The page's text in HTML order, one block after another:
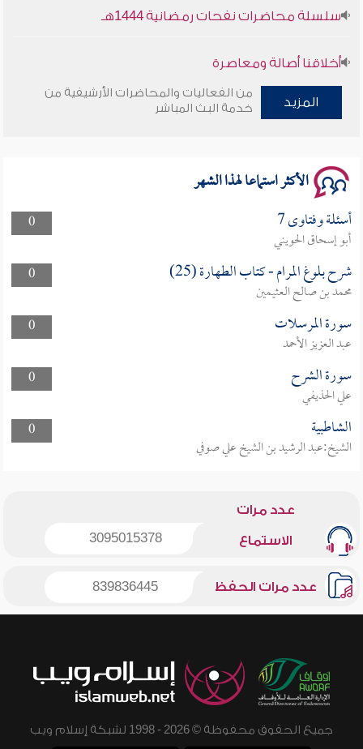
سلسلة محاضرات نفحات رمضانية 1444هـ
أخلاقنا أصالة ومعاصرة
وأمنهم من خوف 9
المزيد
من الفعاليات والمحاضرات الأرشيفية من
خدمة البث المباشر
الأكثر استماعا لهذا الشهر
0 أسئلة وفتاوى 7
أبو إسحاق الحويني
0
شرح بلوغ المرام - كتاب الطهارة (25)
محمد بن صالح العثيمين
0
سورة المرسلات
عبد العزيز الأحمد
0
سورة الشرح
علي الحذيفي
0
الشاطبية
الشيخ:عبد الرشيد بن الشيخ علي صوفي
عدد مرات
الاستماع 3095015378
عدد مرات الحفظ 839836445
جميع الحقوق محفوظة © 2026 - 1998 لشبكة إسلام ويب